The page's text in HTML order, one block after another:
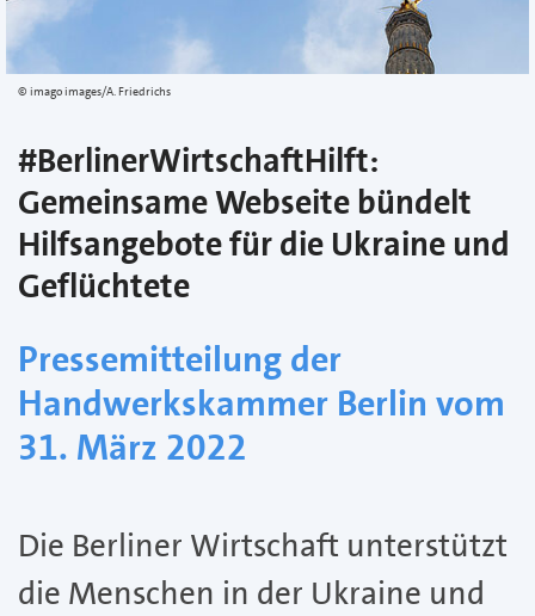
imago images/A. Friedrichs
#BerlinerWirtschaftHilft:
Gemeinsame Webseite bündelt
Hilfsangebote für die Ukraine und
Geflüchtete
Pressemitteilung der
Handwerkskammer Berlin vom
31. März 2022
Die Berliner Wirtschaft unterstützt
die Menschen in der Ukraine und